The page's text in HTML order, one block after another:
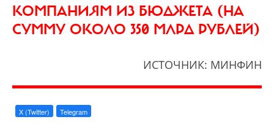
КОМПАНИЯМ ИЗ БЮДЖЕТА (НА
СУММУ ОКОЛО 350 МЛРД РУБЛЕЙ)
ИСТОЧНИК: МИНФИН
X (Twitter) Telegram